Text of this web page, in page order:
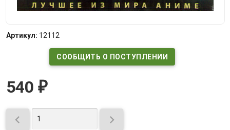
Артикул: 12112
СООБЩИТЬ О ПОСТУПЛЕНИИ
540 ₽
 